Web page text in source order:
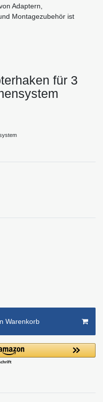
Adaptern,
Montagezubehör ist
für 3
Warenkorb